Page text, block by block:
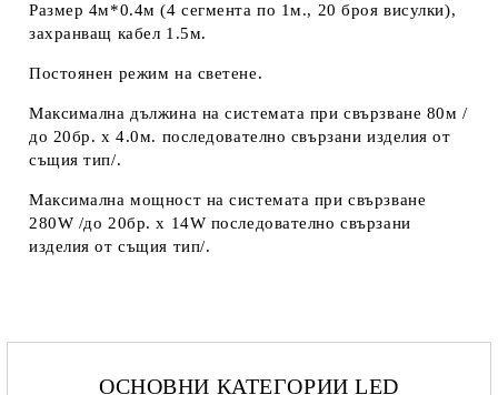
Размер 4м*0.4м (4 сегмента по 1м., 20 броя висулки),
захранващ кабел 1.5м.
Постоянен режим на светене.
Максимална дължина на системата при свързване 80м /
до 20бр. х 4.0м. последователно свързани изделия от
същия тип/.
Максимална мощност на системата при свързване
280W /до 20бр. х 14W последователно свързани
изделия от същия тип/.
ОСНОВНИ КАТЕГОРИИ LED